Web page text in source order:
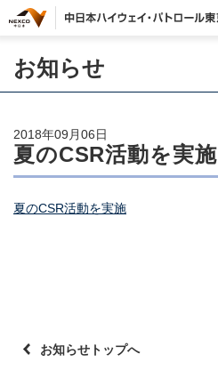
お知らせ
夏のCSR活動を実施
2018年09月06日
夏のCSR活動を実施
お知らせトップへ